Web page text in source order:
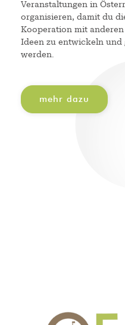
Veranstaltungen in
organisieren, damit du
Kooperation mit
Ideen zu entwickeln und
werden.
mehr dazu